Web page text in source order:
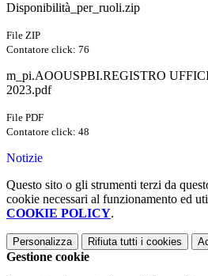
Disponibilità_per_ruoli.zip
File ZIP
Contatore click: 76
m_pi.AOOUSPBI.REGISTRO
2023.pdf
File PDF
Contatore click: 48
Notizie
Questo sito o gli strumenti terzi da
cookie necessari al funzionamento ed
COOKIE POLICY.
Personalizza Rifiuta tutti i cookies
Gestione cookie